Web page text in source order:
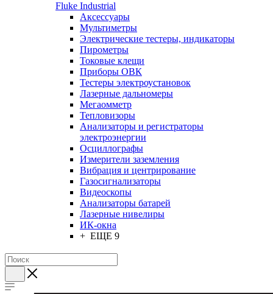
Fluke Industrial
Аксессуары
Мультиметры
Электрические тестеры, индикаторы
Пирометры
Токовые клещи
Приборы ОВК
Тестеры электроустановок
Лазерные дальномеры
Мегаомметр
Тепловизоры
Анализаторы и регистраторы
электроэнергии
Осциллографы
Измерители заземления
Вибрация и центрирование
Газосигнализаторы
Видеоскопы
Анализаторы батарей
Лазерные нивелиры
ИК-окна
+ ЕЩЕ 9